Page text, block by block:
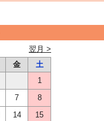
翌月 >
金
土
1
7
8
14
15